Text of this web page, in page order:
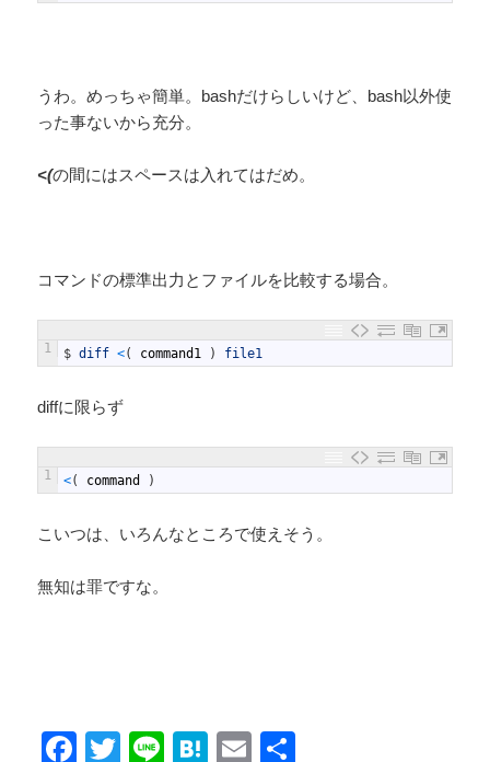
うわ。めっちゃ簡単。bashだけらしいけど、bash以外使
った事ないから充分。
<(の間にはスペースは入れてはだめ。
コマンドの標準出力とファイルを比較する場合。
1 $ diff <( command1 ) file1
diffに限らず
1 <( command )
こいつは、いろんなところで使えそう。
無知は罪ですな。
F T Li H E